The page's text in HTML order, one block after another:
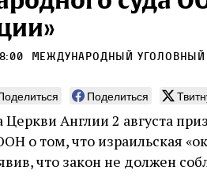
Международный уголовный
Поделиться
Церкви Англии 2 августа
о том, что израильская
что закон не должен
фирмы «Топф
как росло количество
лагерей и узников
все больше, без кремационных